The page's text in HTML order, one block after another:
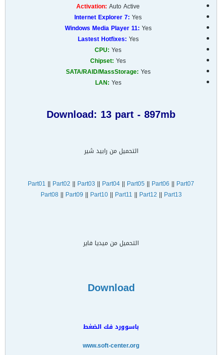
Activation: Auto Active
Internet Explorer 7: Yes
Windows Media Player 11: Yes
Lastest Hotfixes: Yes
CPU: Yes
Chipset: Yes
SATA/RAID/MassStorage: Yes
LAN: Yes
Download: 13 part - 897mb
التحميل من رابيد شير
Part01 || Part02 || Part03 || Part04 || Part05 || Part06 || Part07
Part08 || Part09 || Part10|| Part11 || Part12 || Part13
التحميل من ميديا فاير
Download
باسوورد فك الضغط
www.soft-center.org